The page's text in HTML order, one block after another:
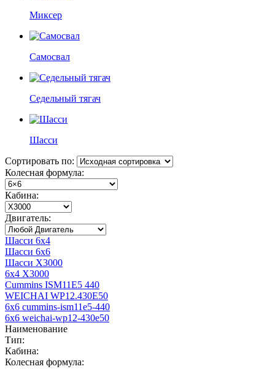
Миксер
Самосвал
Седельный тягач
Шасси
Сортировать по:
Колесная формула:
Кабина:
Двигатель:
Шасси 6x4
Шасси 6x6
Шасси X3000
6x4 X3000
Cummins ISM11E5 440
WEICHAI WP12.430E50
6x6 cummins-ism11e5-440
6x6 weichai-wp12-430e50
Наименование
Тип:
Кабина:
Колесная формула: